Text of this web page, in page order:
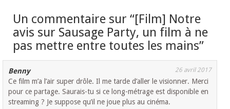
Un commentaire sur “[Film] Notre
avis sur Sausage Party, un film à ne
pas mettre entre toutes les mains”
Benny 26 avril 2017
Ce film m’a l’air super drôle. Il me tarde d’aller le visionner. Merci
pour ce partage. Saurais-tu si ce long-métrage est disponible en
streaming ? Je suppose qu’il ne joue plus au cinéma.